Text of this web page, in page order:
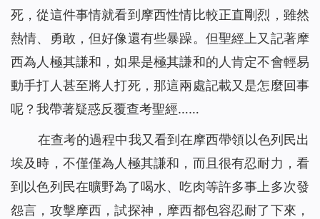
死，從這件事情就看到摩西性情比較正直剛烈，雖然
熱情、勇敢，但好像還有些暴躁。但聖經上又記著摩
西為人極其謙和，如果是極其謙和的人肯定不會輕易
動手打人甚至將人打死，那這兩處記載又是怎麼回事
呢？我帶著疑惑反覆查考聖經……
在查考的過程中我又看到在摩西帶領以色列民出
埃及時，不僅僅為人極其謙和，而且很有忍耐力，看
到以色列民在曠野為了喝水、吃肉等許多事上多次發
怨言，攻擊摩西，試探神，摩西都包容忍耐了下來，